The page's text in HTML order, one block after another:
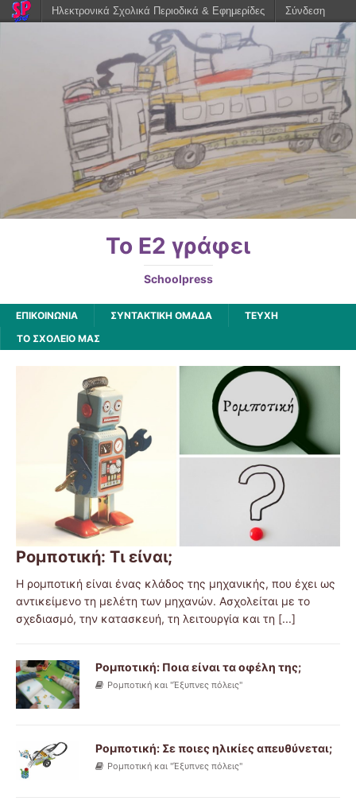
Το Ε2 γράφει
Schoolpress
ΕΠΙΚΟΙΝΩΝΙΑ ΣΥΝΤΑΚΤΙΚΗ ΟΜΑΔΑ
ΤΕΥΧΗ
ΤΟ ΣΧΟΛΕΙΟ ΜΑΣ
Ρομποτική: Τι είναι;
Η ρομποτική είναι ένας κλάδος της μηχανικής, που έχει ως
αντικείμενο τη μελέτη των μηχανών. Ασχολείται με το
σχεδιασμό, την κατασκευή, τη λειτουργία και τη [...]
Ρομποτική: Ποια είναι τα οφέλη της;
Ρομποτική και "Έξυπνες πόλεις"
Ρομποτική: Σε ποιες ηλικίες απευθύνεται;
Ρομποτική και "Έξυπνες πόλεις"
Ηλεκτρονικά Σχολικά Περιοδικά & Εφημερίδες Σύνδεση